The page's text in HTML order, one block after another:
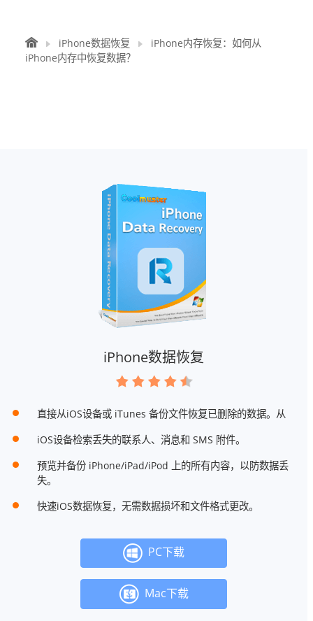
iPhone数据恢复
iPhone内存恢复：​​如何从
iPhone内存中恢复数据？
iPhone数据恢复
直接从iOS设备或 iTunes 备份文件恢复已删除的数据。从
iOS设备检索丢失的联系人、消息和 SMS 附件。
预览并备份 iPhone/iPad/iPod 上的所有内容，以防数据丢
失。
快速iOS数据恢复，无需数据损坏和文件格式更改。
PC下载
Mac下载